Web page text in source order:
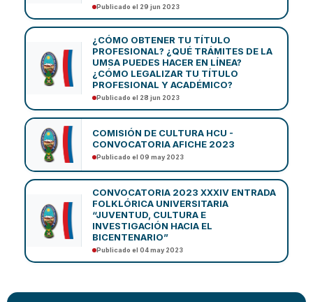
Publicado el 29 jun 2023
¿CÓMO OBTENER TU TÍTULO
PROFESIONAL? ¿QUÉ TRÁMITES DE LA
UMSA PUEDES HACER EN LÍNEA?
¿CÓMO LEGALIZAR TU TÍTULO
PROFESIONAL Y ACADÉMICO?
Publicado el 28 jun 2023
COMISIÓN DE CULTURA HCU -
CONVOCATORIA AFICHE 2023
Publicado el 09 may 2023
CONVOCATORIA 2023 XXXIV ENTRADA
FOLKLÓRICA UNIVERSITARIA
“JUVENTUD, CULTURA E
INVESTIGACIÓN HACIA EL
BICENTENARIO”
Publicado el 04 may 2023